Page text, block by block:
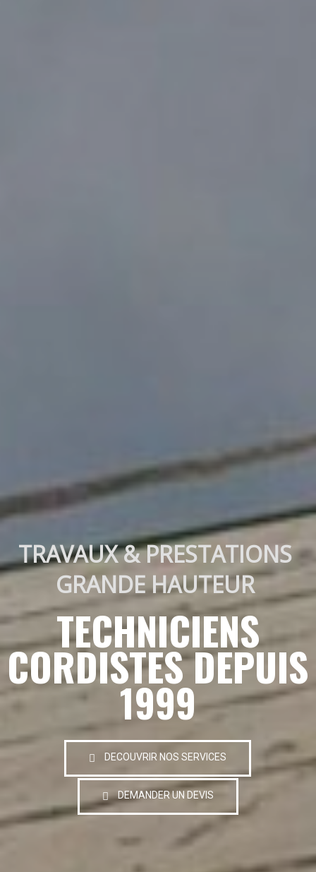
TRAVAUX & PRESTATIONS
GRANDE HAUTEUR
TECHNICIENS
CORDISTES DEPUIS
1999
DECOUVRIR NOS SERVICES
DEMANDER UN DEVIS